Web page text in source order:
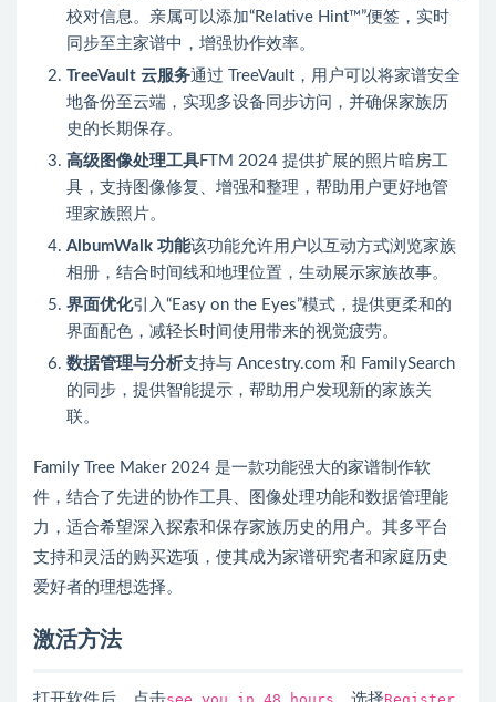
校对信息。亲属可以添加“Relative Hint™”便签，实时
同步至主家谱中，增强协作效率。
TreeVault 云服务通过 TreeVault，用户可以将家谱安全
地备份至云端，实现多设备同步访问，并确保家族历
史的长期保存。
高级图像处理工具FTM 2024 提供扩展的照片暗房工
具，支持图像修复、增强和整理，帮助用户更好地管
理家族照片。
AlbumWalk 功能该功能允许用户以互动方式浏览家族
相册，结合时间线和地理位置，生动展示家族故事。
界面优化引入“Easy on the Eyes”模式，提供更柔和的
界面配色，减轻长时间使用带来的视觉疲劳。
数据管理与分析支持与 Ancestry.com 和 FamilySearch
的同步，提供智能提示，帮助用户发现新的家族关
联。
Family Tree Maker 2024 是一款功能强大的家谱制作软
件，结合了先进的协作工具、图像处理功能和数据管理能
力，适合希望深入探索和保存家族历史的用户。其多平台
支持和灵活的购买选项，使其成为家谱研究者和家庭历史
爱好者的理想选择。
激活方法